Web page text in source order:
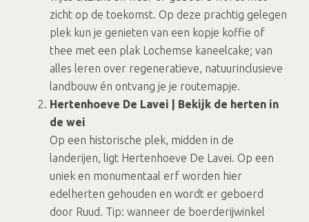
zicht op de toekomst. Op deze prachtig gelegen
plek kun je genieten van een kopje koffie of
thee met een plak Lochemse kaneelcake; van
alles leren over regeneratieve, natuurinclusieve
landbouw én ontvang je je routemapje.
Hertenhoeve De Lavei | Bekijk de herten in
de wei
Op een historische plek, midden in de
landerijen, ligt Hertenhoeve De Lavei. Op een
uniek en monumentaal erf worden hier
edelherten gehouden en wordt er geboerd
door Ruud. Tip: wanneer de boerderijwinkel